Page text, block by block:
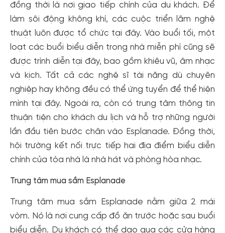
đồng thời là nơi giao tiếp chính của du khách. Để
làm sôi động không khí, các cuộc triển lãm nghệ
thuật luôn được tổ chức tại đây. Vào buổi tối, một
loạt các buổi biểu diễn trong nhà miễn phí cũng sẽ
được trình diễn tại đây, bao gồm khiêu vũ, âm nhạc
và kịch. Tất cả các nghệ sĩ tài năng dù chuyên
nghiệp hay không đều có thể ứng tuyển để thể hiện
mình tại đây. Ngoài ra, còn có trung tâm thông tin
thuận tiện cho khách du lịch và hỗ trợ những người
lần đầu tiên bước chân vào Esplanade. Đồng thời,
hội trường kết nối trực tiếp hai địa điểm biểu diễn
chính của tòa nhà là nhà hát và phòng hòa nhạc.
Trung tâm mua sắm Esplanade
Trung tâm mua sắm Esplanade nằm giữa 2 mái
vòm. Nó là nơi cung cấp đồ ăn trước hoặc sau buổi
biểu diễn. Du khách có thể dạo qua các cửa hàng
Tạo tài khoản nhanh - nhận nhiều ưu
đãi!
Tạo tài khoản để có thểnhận ngay các ưu đãihấp dẫn
dành cho thành viên đến từ các đối tác của Gody.vn dành